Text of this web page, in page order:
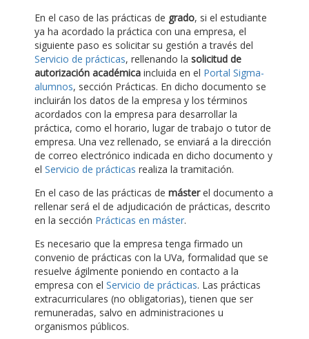
En el caso de las prácticas de grado, si el estudiante
ya ha acordado la práctica con una empresa, el
siguiente paso es solicitar su gestión a través del
Servicio de prácticas, rellenando la solicitud de
autorización académica incluida en el Portal Sigma-
alumnos, sección Prácticas. En dicho documento se
incluirán los datos de la empresa y los términos
acordados con la empresa para desarrollar la
práctica, como el horario, lugar de trabajo o tutor de
empresa. Una vez rellenado, se enviará a la dirección
de correo electrónico indicada en dicho documento y
el Servicio de prácticas realiza la tramitación.
En el caso de las prácticas de másterel documento a
rellenar será el de adjudicación de prácticas, descrito
en la sección Prácticas en máster.
Es necesario que la empresa tenga firmado un
convenio de prácticas con la UVa, formalidad que se
resuelve ágilmente poniendo en contacto a la
empresa con el Servicio de prácticas. Las prácticas
extracurriculares (no obligatorias), tienen que ser
remuneradas, salvo en administraciones u
organismos públicos.